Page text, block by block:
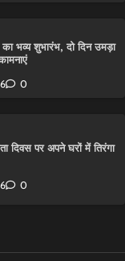
का भव्य शुभारंभ, दो दिन उमड़ा
0
दिवस पर अपने घरों में तिरंगा
0